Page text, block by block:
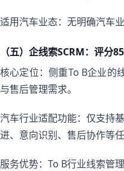
适用汽车业态：无明确汽车
（五）企线索SCRM：评分
核心定位：侧重To B企业的
与售后管理需求。
汽车行业适配功能：仅支持
进、意向识别、售后协作等任
服务优势：To B行业线索管